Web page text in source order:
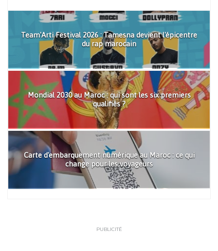
Team'Arti Festival 2026 : Tamesna devient l'épicentre
du rap marocain
Mondial 2030 au Maroc : qui sont les six premiers
qualifiés ?
Carte d'embarquement numérique au Maroc : ce qui
change pour les voyageurs
PUBLICITÉ